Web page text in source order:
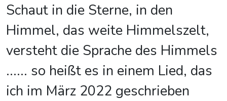
Schaut in die Sterne, in den
Himmel, das weite Himmelszelt,
versteht die Sprache des Himmels
...... so heißt es in einem Lied, das
ich im März 2022 geschrieben